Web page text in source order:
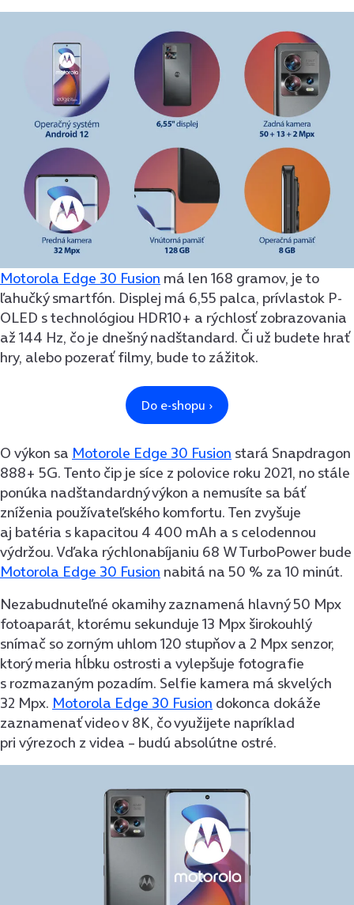
Motorola Edge 30 Fusion má len 168 gramov, je to
ľahučký smartfón. Displej má 6,55 palca, prívlastok P-
OLED s technológiou HDR10+ a rýchlosť zobrazovania
až 144 Hz, čo je dnešný nadštandard. Či už budete hrať
hry, alebo pozerať filmy, bude to zážitok.
O výkon sa Motorole Edge 30 Fusion stará Snapdragon
888+ 5G. Tento čip je síce z polovice roku 2021, no stále
ponúka nadštandardný výkon a nemusíte sa báť
zníženia používateľského komfortu. Ten zvyšuje
aj batéria s kapacitou 4 400 mAh a s celodennou
výdržou. Vďaka rýchlonabíjaniu 68 W TurboPower bude
Motorola Edge 30 Fusion nabitá na 50 % za 10 minút.
Nezabudnuteľné okamihy zaznamená hlavný 50 Mpx
fotoaparát, ktorému sekunduje 13 Mpx širokouhlý
snímač so zorným uhlom 120 stupňov a 2 Mpx senzor,
ktorý meria hĺbku ostrosti a vylepšuje fotografie
s rozmazaným pozadím. Selfie kamera má skvelých
32 Mpx. Motorola Edge 30 Fusion dokonca dokáže
zaznamenať video v 8K, čo využijete napríklad
pri výrezoch z videa – budú absolútne ostré.